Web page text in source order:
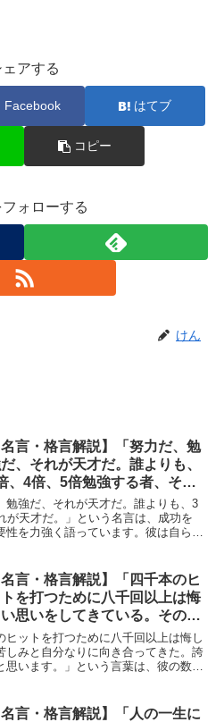
ェアする
Facebook はてブ
コピー
ォローする
けん
名言・格言解説】「努力だ、勉
、それが天才だ。誰よりも、
、4倍、5倍勉強する者、それ
才だ。」by 野口英世の深い
と得られる教訓
勉強だ、それが天才だ。誰よりも、3
が天才だ。」という名言は、成功を
性を力強く語っています。彼は自らの
名言・格言解説】「四千本のヒ
トを打つために八千回以上は悔
い思いをしてきている。その苦
と自分なりに向き合ってき
誇れるとしたらそこじゃない
思います。」by イチローの
ヒットを打つために八千回以上は悔し
しみと自分なりに向き合ってきた。誇
います。」という言葉は、彼の数々
名言・格言解説】「人の一生に